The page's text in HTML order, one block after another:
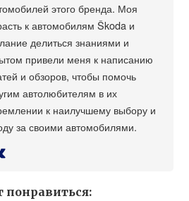
этого бренда. Моя
к автомобилям Škoda и
делиться знаниями и
привели меня к написанию
и обзоров, чтобы помочь
автолюбителям в их
к наилучшему выбору и
за своими автомобилями.